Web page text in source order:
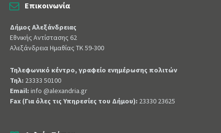
Επικοινωνία
Δήμος Αλεξάνδρειας
Εθνικής Αντίστασης 62
Αλεξάνδρεια Ημαθίας ΤΚ 59-300
Τηλεφωνικό κέντρο, γραφείο ενημέρωσης πολιτών
Τηλ: 23333 50100
Email: info @alexandria.gr
Fax (Για όλες τις Υπηρεσίες του Δήμου): 23330 23625